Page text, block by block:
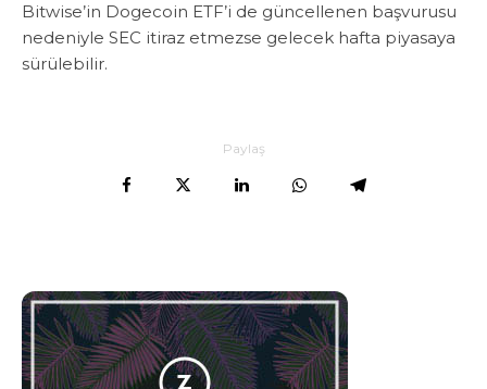
Bitwise’in Dogecoin ETF’i de güncellenen başvurusu
nedeniyle SEC itiraz etmezse gelecek hafta piyasaya
sürülebilir.
Paylaş